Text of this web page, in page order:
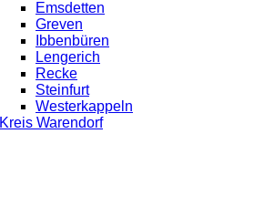
Emsdetten
Greven
Ibbenbüren
Lengerich
Recke
Steinfurt
Westerkappeln
Kreis Warendorf